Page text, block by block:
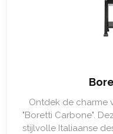
Ontdek de charme
"Boretti Carbone".
stijlvolle Italiaanse